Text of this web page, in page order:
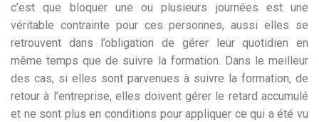
c’est que bloquer une ou plusieurs journées est une
véritable contrainte pour ces personnes, aussi elles se
retrouvent dans l’obligation de gérer leur quotidien en
même temps que de suivre la formation. Dans le meilleur
des cas, si elles sont parvenues à suivre la formation, de
retour à l’entreprise, elles doivent gérer le retard accumulé
et ne sont plus en conditions pour appliquer ce qui a été vu